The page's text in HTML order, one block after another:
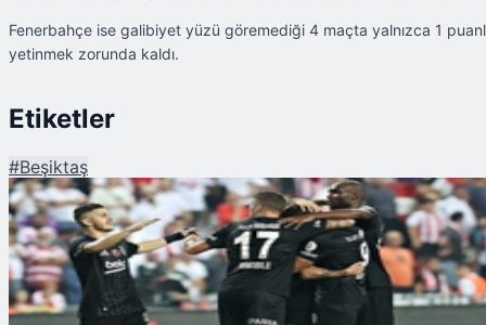
Fenerbahçe ise galibiyet yüzü göremediği 4 maçta yalnızca 1
yetinmek zorunda kaldı.
Etiketler
#Beşiktaş
Şu An Okunan
Beşiktaş, Derbilerde Ezeli Rakiplerine Karşı Zirvede